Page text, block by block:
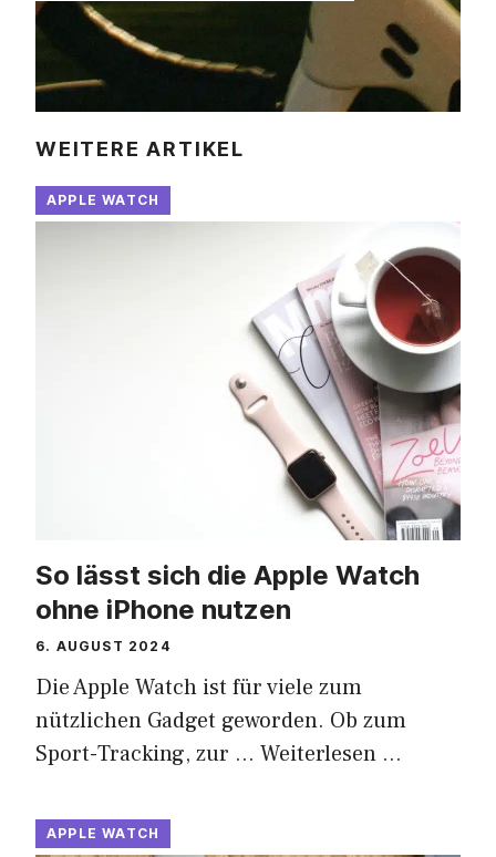
WEITERE ARTIKEL
APPLE WATCH
So lässt sich die Apple Watch
ohne iPhone nutzen
6. AUGUST 2024
Die Apple Watch ist für viele zum
nützlichen Gadget geworden. Ob zum
Sport-Tracking, zur … Weiterlesen …
APPLE WATCH